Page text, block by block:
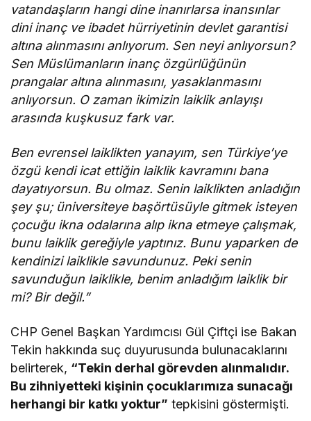
vatandaşların hangi dine inanırlarsa inansınlar
dini inanç ve ibadet hürriyetinin devlet garantisi
altına alınmasını anlıyorum. Sen neyi anlıyorsun?
Sen Müslümanların inanç özgürlüğünün
prangalar altına alınmasını, yasaklanmasını
anlıyorsun. O zaman ikimizin laiklik anlayışı
arasında kuşkusuz fark var.
Ben evrensel laiklikten yanayım, sen Türkiye’ye
özgü kendi icat ettiğin laiklik kavramını bana
dayatıyorsun. Bu olmaz. Senin laiklikten anladığın
şey şu; üniversiteye başörtüsüyle gitmek isteyen
çocuğu ikna odalarına alıp ikna etmeye çalışmak,
bunu laiklik gereğiyle yaptınız. Bunu yaparken de
kendinizi laiklikle savundunuz. Peki senin
savunduğun laiklikle, benim anladığım laiklik bir
mi? Bir değil.”
CHP Genel Başkan Yardımcısı Gül Çiftçi ise Bakan
Tekin hakkında suç duyurusunda bulunacaklarını
belirterek, “Tekin derhal görevden alınmalıdır.
Bu zihniyetteki kişinin çocuklarımıza sunacağı
herhangi bir katkı yoktur” tepkisini göstermişti.